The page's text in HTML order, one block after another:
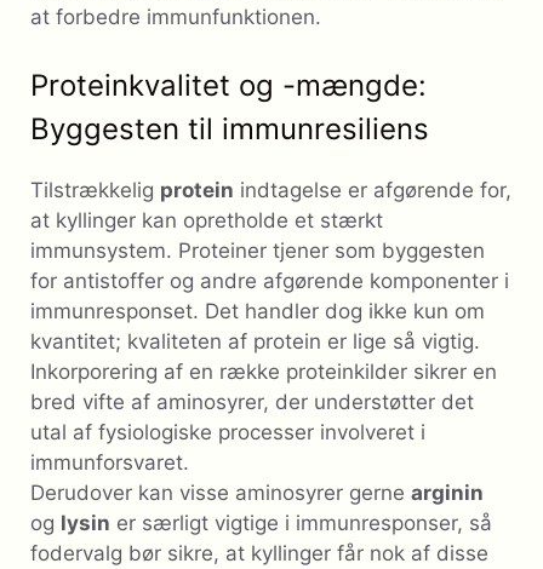
at forbedre immunfunktionen.
Proteinkvalitet og -mængde:
Byggesten til immunresiliens
Tilstrækkelig protein indtagelse er afgørende for,
at kyllinger kan opretholde et stærkt
immunsystem. Proteiner tjener som byggesten
for antistoffer og andre afgørende komponenter i
immunresponset. Det handler dog ikke kun om
kvantitet; kvaliteten af ​​protein er lige så vigtig.
Inkorporering af en række proteinkilder sikrer en
bred vifte af aminosyrer, der understøtter det
utal af fysiologiske processer involveret i
immunforsvaret.
Derudover kan visse aminosyrer gerne arginin
og lysin er særligt vigtige i immunresponser, så
fodervalg bør sikre, at kyllinger får nok af disse